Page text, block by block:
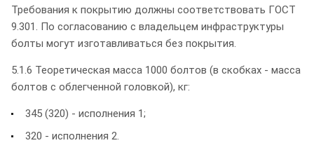
Требования к покрытию должны соответствовать ГОСТ
9.301. По согласованию с владельцем инфраструктуры
болты могут изготавливаться без покрытия.
5.1.6 Теоретическая масса 1000 болтов (в скобках - масса
болтов с облегченной головкой), кг:
345 (320) - исполнения 1;
320 - исполнения 2.